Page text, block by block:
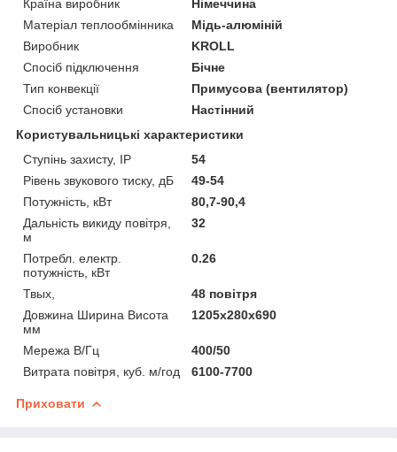
Країна виробник
Німеччина
Матеріал теплообмінника
Мідь-алюміній
Виробник
KROLL
Спосіб підключення
Бічне
Тип конвекції
Примусова (вентилятор)
Спосіб установки
Настінний
Користувальницькі характеристики
Ступінь захисту, IP
54
Рівень звукового тиску, дБ
49-54
Потужність, кВт
80,7-90,4
Дальність викиду повітря,
м
32
Потребл. електр.
потужність, кВт
0.26
Твых,
48 повітря
Довжина Ширина Висота
мм
1205х280х690
Мережа В/Гц
400/50
Витрата повітря, куб. м/год
6100-7700
Приховати